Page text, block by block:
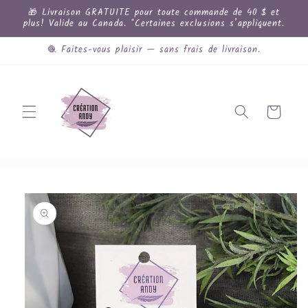
et
passer
au
contenu
🎁 Livraison GRATUITE pour toute commande de 40 $ et
plus! Valide au Canada. *Certaines exclusions s’appliquent.
🧶 Faites-vous plaisir — sans frais de livraison.
Panier
Passer aux
informations
produits